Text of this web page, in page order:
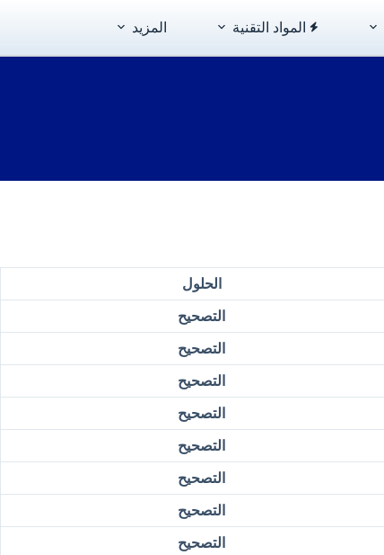
المواد التقنية المزيد
الحلول
التصحيح
التصحيح
التصحيح
التصحيح
التصحيح
التصحيح
التصحيح
التصحيح